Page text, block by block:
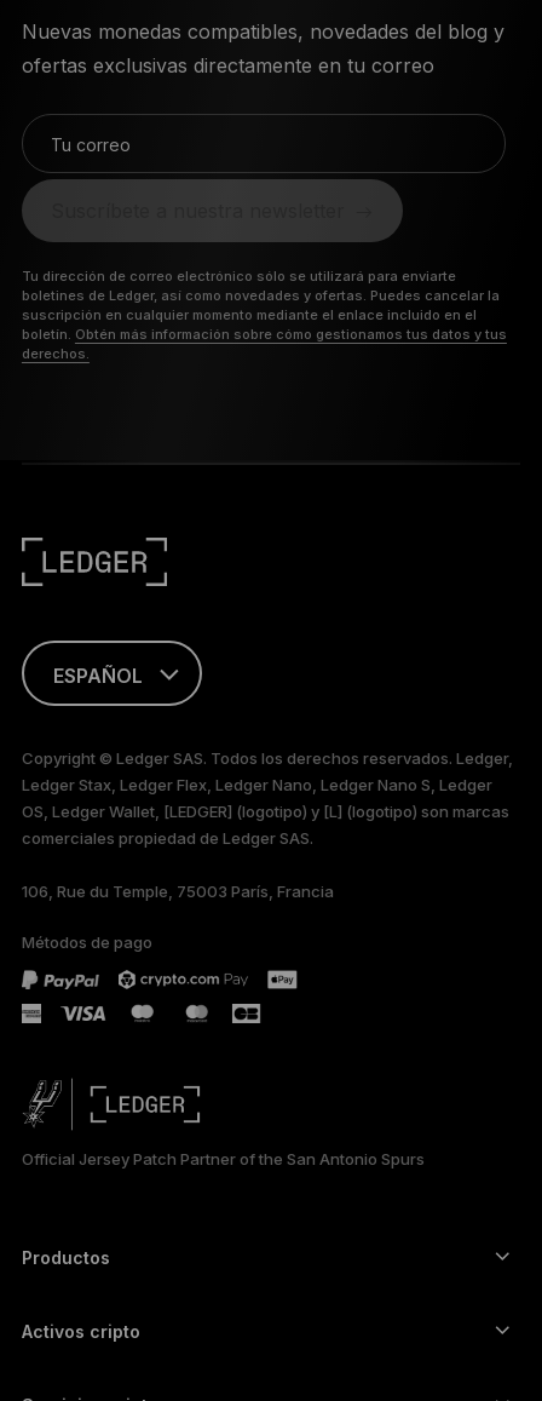
Nuevas monedas compatibles, novedades del blog y
ofertas exclusivas directamente en tu correo
Tu correo
Tu dirección de correo electrónico sólo se utilizará para enviarte
boletines de Ledger, así como novedades y ofertas. Puedes cancelar la
suscripción en cualquier momento mediante el enlace incluido en el
boletín. Obtén más información sobre cómo gestionamos tus datos y tus
derechos.
ESPAÑOL
FRANÇAIS
TÜRKÇE
DEUTSCH
PORTUGUÊS
РУССКИЙ
日本語
Copyright © Ledger SAS. Todos los derechos reservados. Ledger,
Ledger Stax, Ledger Flex, Ledger Nano, Ledger Nano S, Ledger
OS, Ledger Wallet, [LEDGER] (logotipo) y [L] (logotipo) son marcas
comerciales propiedad de Ledger SAS.
106, Rue du Temple, 75003 París, Francia
Métodos de pago
Official Jersey Patch Partner of the San Antonio Spurs
Productos
Hardware Wallet
Activos cripto